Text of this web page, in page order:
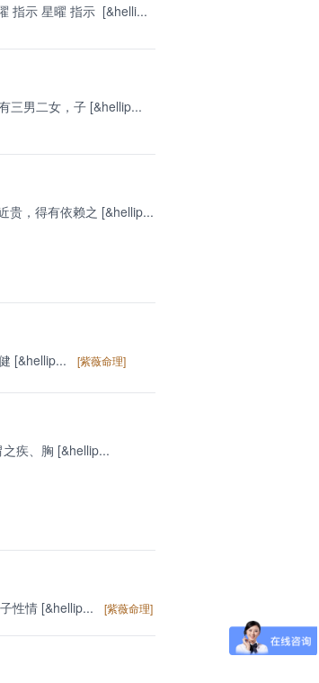
指示 星曜 指示 [&helli...
三男二女，子 [&hellip...
贵，得有依赖之 [&hellip...
[&hellip...
[紫薇命理]
疾、胸 [&hellip...
性情 [&hellip...
[紫薇命理]